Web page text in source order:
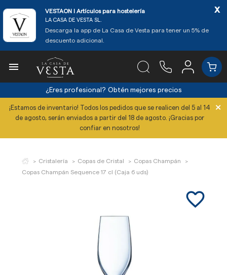
VESTAON l Artículos para hostelería
LA CASA DE VESTA SL.
Descarga la app de La Casa de Vesta para tener un 5% de
descuento adicional.
x

¿Eres profesional? Obtén mejores precios
¡Estamos de inventario! Todos los pedidos que se realicen del 5 al 14
de agosto, serán enviados a partir del 18 de agosto. ¡Gracias por
confiar en nosotros!
×
Cristalería Copas de Cristal
Copas Champán
Copas Champán Sequence 17 cl (Caja 6 uds)
favorite_border